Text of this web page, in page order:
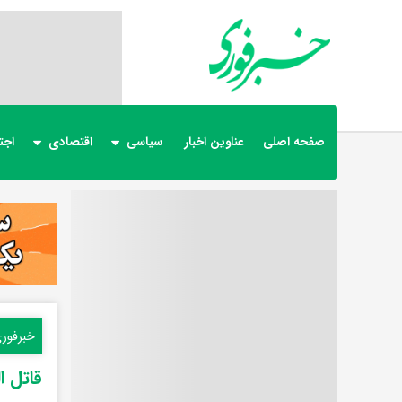
صفحه اصلی عناوین اخبار سیاسی اقتصادی